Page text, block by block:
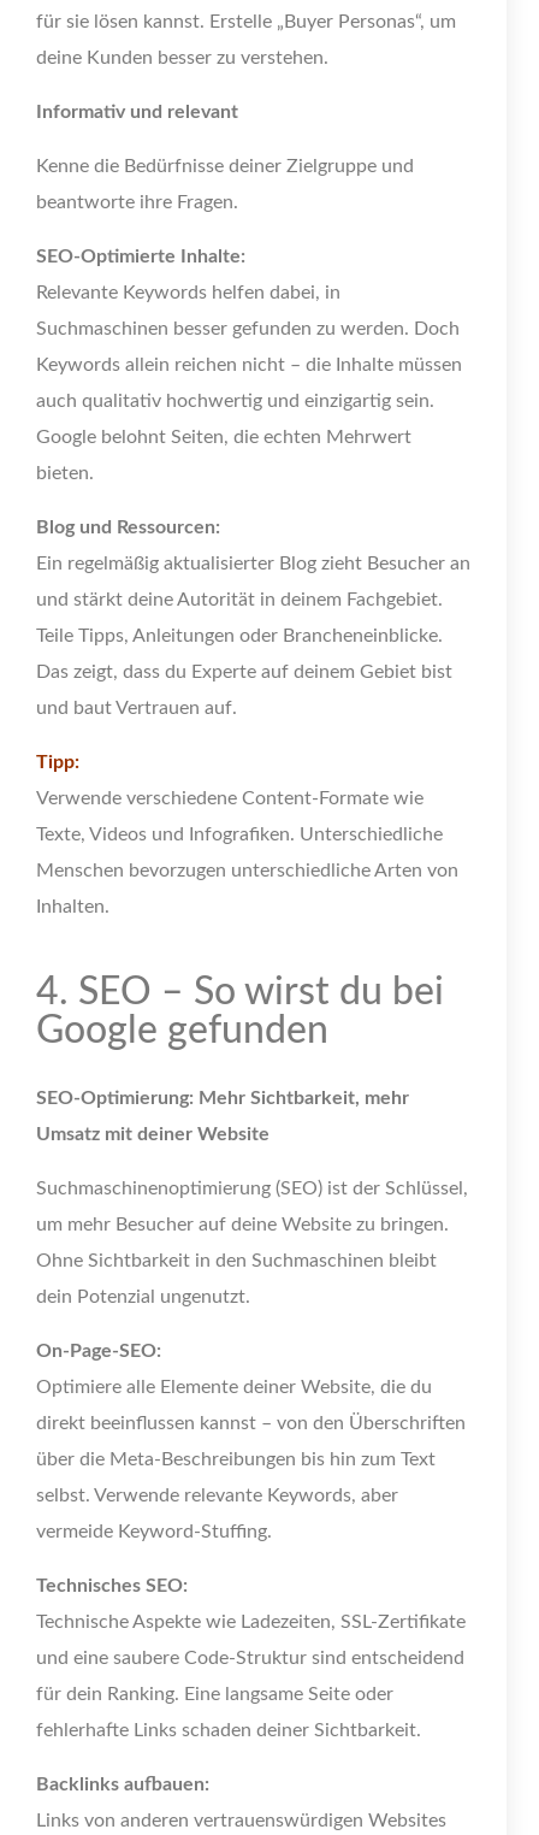
für sie lösen kannst. Erstelle „Buyer Personas“, um
deine Kunden besser zu verstehen.
Informativ und relevant
Kenne die Bedürfnisse deiner Zielgruppe und
beantworte ihre Fragen.
SEO-Optimierte Inhalte:
Relevante Keywords helfen dabei, in
Suchmaschinen besser gefunden zu werden. Doch
Keywords allein reichen nicht – die Inhalte müssen
auch qualitativ hochwertig und einzigartig sein.
Google belohnt Seiten, die echten Mehrwert
bieten.
Blog und Ressourcen:
Ein regelmäßig aktualisierter Blog zieht Besucher an
und stärkt deine Autorität in deinem Fachgebiet.
Teile Tipps, Anleitungen oder Brancheneinblicke.
Das zeigt, dass du Experte auf deinem Gebiet bist
und baut Vertrauen auf.
Tipp:
Verwende verschiedene Content-Formate wie
Texte, Videos und Infografiken. Unterschiedliche
Menschen bevorzugen unterschiedliche Arten von
Inhalten.
4. SEO – So wirst du bei
Google gefunden
SEO-Optimierung: Mehr Sichtbarkeit, mehr
Umsatz mit deiner Website
Suchmaschinenoptimierung (SEO) ist der Schlüssel,
um mehr Besucher auf deine Website zu bringen.
Ohne Sichtbarkeit in den Suchmaschinen bleibt
dein Potenzial ungenutzt.
On-Page-SEO:
Optimiere alle Elemente deiner Website, die du
direkt beeinflussen kannst – von den Überschriften
über die Meta-Beschreibungen bis hin zum Text
selbst. Verwende relevante Keywords, aber
vermeide Keyword-Stuffing.
Technisches SEO:
Technische Aspekte wie Ladezeiten, SSL-Zertifikate
und eine saubere Code-Struktur sind entscheidend
für dein Ranking. Eine langsame Seite oder
fehlerhafte Links schaden deiner Sichtbarkeit.
Backlinks aufbauen:
Links von anderen vertrauenswürdigen Websites